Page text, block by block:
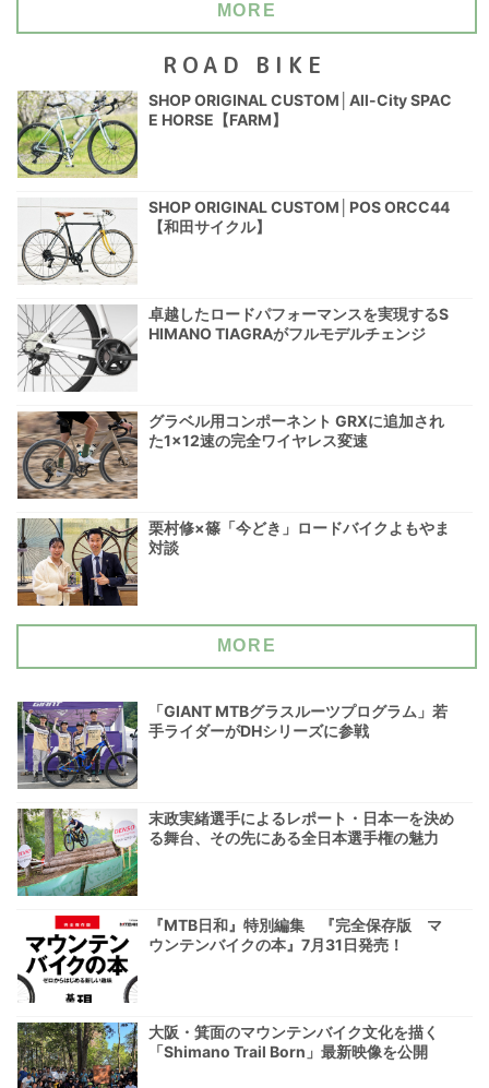
MORE
ROAD BIKE
SHOP ORIGINAL CUSTOM│All-City SPAC
E HORSE【FARM】
SHOP ORIGINAL CUSTOM│POS ORCC44
【和田サイクル】
卓越したロードパフォーマンスを実現するS
HIMANO TIAGRAがフルモデルチェンジ
グラベル用コンポーネント GRXに追加され
た1×12速の完全ワイヤレス変速
栗村修×篠「今どき」ロードバイクよもやま
対談
MORE
「GIANT MTBグラスルーツプログラム」若
手ライダーがDHシリーズに参戦
末政実緒選手によるレポート・日本一を決め
る舞台、その先にある全日本選手権の魅力
『MTB日和』特別編集 『完全保存版 マ
ウンテンバイクの本』7月31日発売！
大阪・箕面のマウンテンバイク文化を描く
「Shimano Trail Born」最新映像を公開